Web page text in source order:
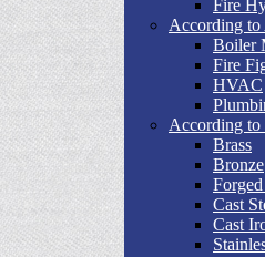
Fire
According
Boiler
Fire
HVAC
According to
Brass
Bronze
Forged
Cast
Cast